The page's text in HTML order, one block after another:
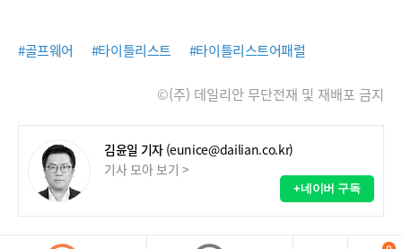
#골프웨어 #타이틀리스트 #타이틀리스트어패럴
©(주) 데일리안 무단전재 및 재배포 금지
김윤일 기자 (eunice@dailian.co.kr)
기사 모아 보기 >
+네이버 구독